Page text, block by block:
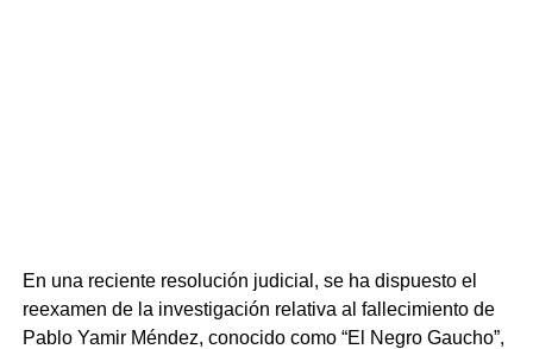
En una reciente resolución judicial, se ha dispuesto el
reexamen de la investigación relativa al fallecimiento de
Pablo Yamir Méndez, conocido como “El Negro Gaucho”,